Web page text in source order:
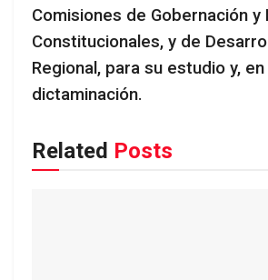
Comisiones de Gobernación y
Constitucionales, y de
Regional, para su estudio y,
dictaminación.
Related Posts